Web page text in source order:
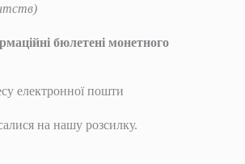
бюлетені монетного
електронної пошти
на нашу розсилку.